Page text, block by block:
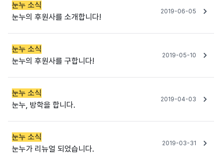
눈누 소식
눈누의 후원사를 소개합니다!
2019-06-05
눈누 소식
눈누의 후원사를 구합니다!
2019-05-10
눈누 소식
눈누, 방학을 합니다.
2019-04-03
눈누 소식
눈누가 리뉴얼 되었습니다.
2019-03-31